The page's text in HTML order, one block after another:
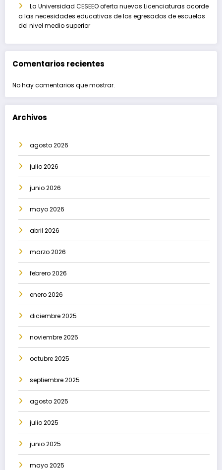
La Universidad CESEEO oferta nuevas Licenciaturas acorde
a las necesidades educativas de los egresados de escuelas
del nivel medio superior
Comentarios recientes
No hay comentarios que mostrar.
Archivos
agosto 2026
julio 2026
junio 2026
mayo 2026
abril 2026
marzo 2026
febrero 2026
enero 2026
diciembre 2025
noviembre 2025
octubre 2025
septiembre 2025
agosto 2025
julio 2025
junio 2025
mayo 2025